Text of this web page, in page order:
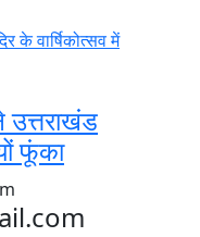
उत्तराखंड
फूंका